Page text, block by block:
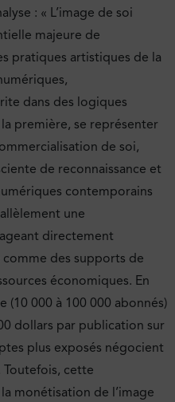
: « L’image de soi
majeure de
pratiques artistiques de la
dans des logiques
première, se représenter
de soi,
de reconnaissance et
contemporains
une
directement
des supports de
économiques. En
(10 000 à 100 000 abonnés)
dollars par publication sur
plus exposés négocient
cette
monétisation de l’image